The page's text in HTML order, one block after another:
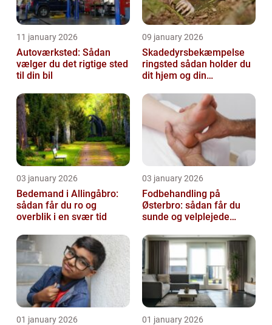
11 january 2026
Autoværksted: Sådan
vælger du det rigtige sted
til din bil
09 january 2026
Skadedyrsbekæmpelse
ringsted sådan holder du
dit hjem og din
gæster
03 january 2026
Bedemand i Allingåbro:
sådan får du ro og
overblik i en svær tid
03 january 2026
Fodbehandling på
Østerbro: sådan får du
sunde og velplejede
01 january 2026 01 january 2026